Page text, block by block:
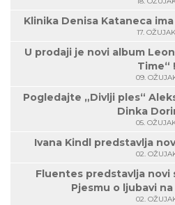
Klinika Denisa Kataneca
17. OŽUJAK
U prodaji je novi album
Time“ !
09.
Pogledajte „Divlji ples“
Dinka
05.
Ivana Kindl predstavlja
02.
Fluentes predstavlja novi
Pjesmu o ljubavi
02.